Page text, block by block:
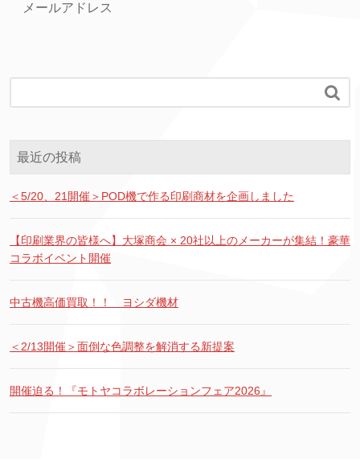
メールアドレス

最近の投稿
＜5/20、21開催＞POD機で作る印刷商材を企画しました
【印刷業界の皆様へ】大塚商会 × 20社以上のメーカーが集結！豪華
コラボイベント開催
中古機高価買取！！ ヨシダ機材
＜2/13開催＞面倒な色調整を解消する新提案
開催迫る！『モトヤコラボレーションフェア2026』